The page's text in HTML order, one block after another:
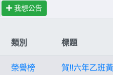
我想公告
類別 標題
榮譽榜
賀!!六年乙班